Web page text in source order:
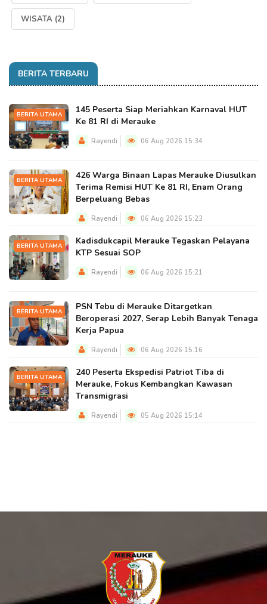
WISATA (2)
BERITA TERBARU
BERITA UTAMA
145 Peserta Siap Meriahkan Karnaval HUT
Ke 81 RI di Merauke
Rayendi 06 Aug 2026 15:34
BERITA UTAMA
426 Warga Binaan Lapas Merauke Diusulkan
Terima Remisi HUT Ke 81 RI, Enam Orang
Berpeluang Bebas
Rayendi 06 Aug 2026 15:23
BERITA UTAMA
Kadisdukcapil Merauke Tegaskan Pelayana
KTP Sesuai SOP
Rayendi 06 Aug 2026 15:21
BERITA UTAMA
PSN Tebu di Merauke Ditargetkan
Beroperasi 2027, Serap Lebih Banyak Tenaga
Kerja Papua
Rayendi 06 Aug 2026 15:16
BERITA UTAMA
240 Peserta Ekspedisi Patriot Tiba di
Merauke, Fokus Kembangkan Kawasan
Transmigrasi
Rayendi 05 Aug 2026 15:14